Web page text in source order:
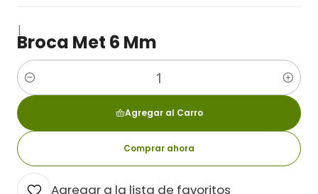
|
Broca Met 6 Mm
Cantidad
Agregar al Carro
Comprar ahora
Agregar a la lista de favoritos